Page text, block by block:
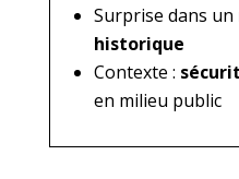
Surprise dans un
historique
Contexte :
en milieu public